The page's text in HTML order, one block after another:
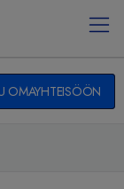
OMAYHTEISÖÖN